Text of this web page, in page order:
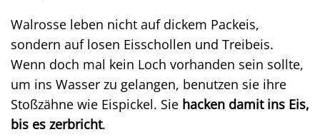
Walrosse leben nicht auf dickem Packeis,
sondern auf losen Eisschollen und Treibeis.
Wenn doch mal kein Loch vorhanden sein sollte,
um ins Wasser zu gelangen, benutzen sie ihre
Stoßzähne wie Eispickel. Sie hacken damit ins Eis,
bis es zerbricht.